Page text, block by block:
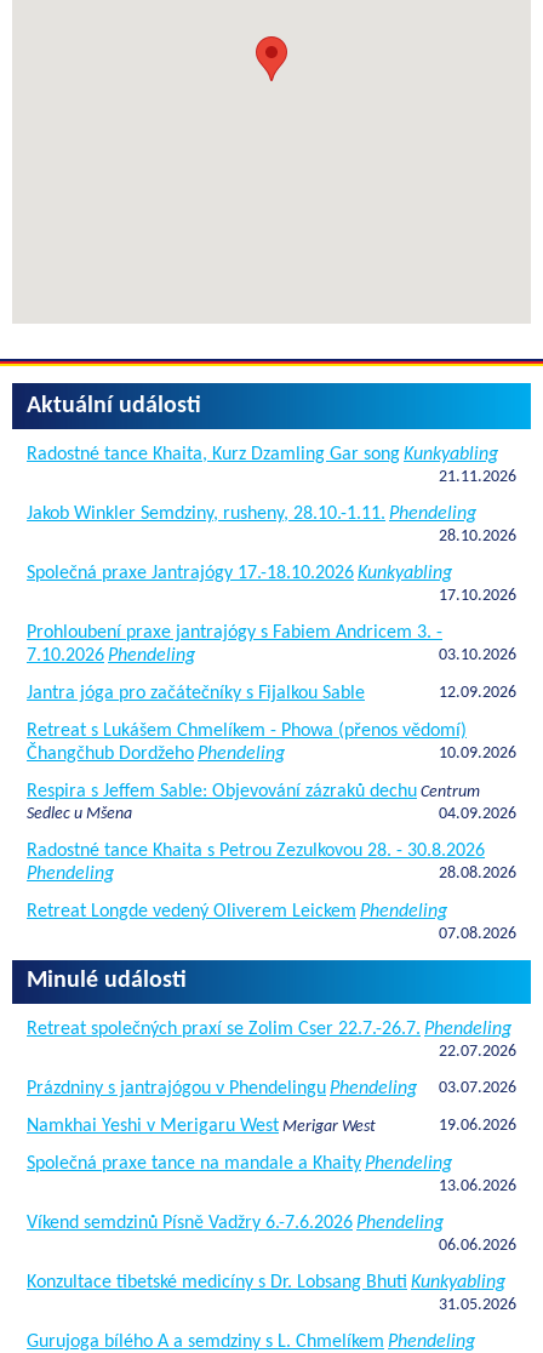
Aktuální události
Radostné tance Khaita, Kurz Dzamling Gar songKunkyabling
21.11.2026
Jakob Winkler Semdziny, rusheny, 28.10.-1.11. Phendeling
28.10.2026
Společná praxe Jantrajógy 17.-18.10.2026Kunkyabling
17.10.2026
Prohloubení praxe jantrajógy s Fabiem Andricem 3. -
7.10.2026Phendeling 03.10.2026
Jantra jóga pro začátečníky s Fijalkou Sable 12.09.2026
Retreat s Lukášem Chmelíkem - Phowa (přenos vědomí)
Čhangčhub DordžehoPhendeling 10.09.2026
Respira s Jeffem Sable: Objevování zázraků dechu Centrum
Sedlec u Mšena
04.09.2026
Radostné tance Khaita s Petrou Zezulkovou 28. - 30.8.2026
Phendeling
28.08.2026
Retreat Longde vedený Oliverem Leickem Phendeling
07.08.2026
Minulé události
Retreat společných praxí se Zolim Cser 22.7.-26.7. Phendeling
22.07.2026
Prázdniny s jantrajógou v PhendelinguPhendeling 03.07.2026
Namkhai Yeshi v Merigaru West Merigar West 19.06.2026
Společná praxe tance na mandale a KhaityPhendeling
13.06.2026
Víkend semdzinů Písně Vadžry 6.-7.6.2026Phendeling
06.06.2026
Konzultace tibetské medicíny s Dr. Lobsang Bhuti Kunkyabling
31.05.2026
Gurujoga bílého A a semdziny s L. Chmelíkem Phendeling